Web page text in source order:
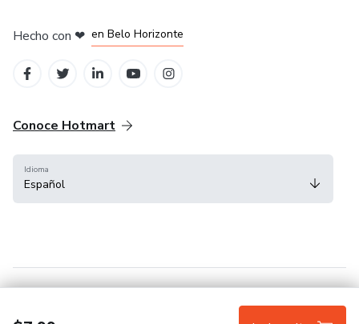
Hecho con ❤ en Belo Horizonte
Conoce Hotmart
Idioma
Español